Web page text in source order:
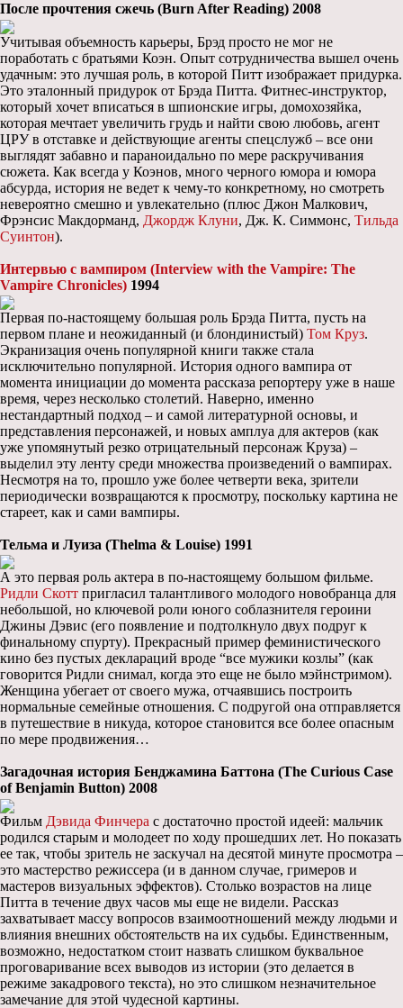
После прочтения сжечь (Burn After Reading) 2008
Учитывая объемность карьеры, Брэд просто не мог не
поработать с братьями Коэн. Опыт сотрудничества вышел очень
удачным: это лучшая роль, в которой Питт изображает придурка.
Это эталонный придурок от Брэда Питта. Фитнес-инструктор,
который хочет вписаться в шпионские игры, домохозяйка,
которая мечтает увеличить грудь и найти свою любовь, агент
ЦРУ в отставке и действующие агенты спецслужб – все они
выглядят забавно и параноидально по мере раскручивания
сюжета. Как всегда у Коэнов, много черного юмора и юмора
абсурда, история не ведет к чему-то конкретному, но смотреть
невероятно смешно и увлекательно (плюс Джон Малкович,
Фрэнсис Макдорманд, Джордж Клуни, Дж. К. Симмонс, Тильда
Суинтон).
Интервью с вампиром (Interview with the Vampire: The
Vampire Chronicles) 1994
Первая по-настоящему большая роль Брэда Питта, пусть на
первом плане и неожиданный (и блондинистый) Том Круз.
Экранизация очень популярной книги также стала
исключительно популярной. История одного вампира от
момента инициации до момента рассказа репортеру уже в наше
время, через несколько столетий. Наверно, именно
нестандартный подход – и самой литературной основы, и
представления персонажей, и новых амплуа для актеров (как
уже упомянутый резко отрицательный персонаж Круза) –
выделил эту ленту среди множества произведений о вампирах.
Несмотря на то, прошло уже более четверти века, зрители
периодически возвращаются к просмотру, поскольку картина не
стареет, как и сами вампиры.
Тельма и Луиза (Thelma & Louise) 1991
А это первая роль актера в по-настоящему большом фильме.
Ридли Скотт пригласил талантливого молодого новобранца для
небольшой, но ключевой роли юного соблазнителя героини
Джины Дэвис (его появление и подтолкнуло двух подруг к
финальному спурту). Прекрасный пример феминистического
кино без пустых деклараций вроде “все мужики козлы” (как
говорится Ридли снимал, когда это еще не было мэйнстримом).
Женщина убегает от своего мужа, отчаявшись построить
нормальные семейные отношения. С подругой она отправляется
в путешествие в никуда, которое становится все более опасным
по мере продвижения…
Загадочная история Бенджамина Баттона (The Curious Case
of Benjamin Button) 2008
Фильм Дэвида Финчера с достаточно простой идеей: мальчик
родился старым и молодеет по ходу прошедших лет. Но показать
ее так, чтобы зритель не заскучал на десятой минуте просмотра –
это мастерство режиссера (и в данном случае, гримеров и
мастеров визуальных эффектов). Столько возрастов на лице
Питта в течение двух часов мы еще не видели. Рассказ
захватывает массу вопросов взаимоотношений между людьми и
влияния внешних обстоятельств на их судьбы. Единственным,
возможно, недостатком стоит назвать слишком буквальное
проговаривание всех выводов из истории (это делается в
режиме закадрового текста), но это слишком незначительное
замечание для этой чудесной картины.